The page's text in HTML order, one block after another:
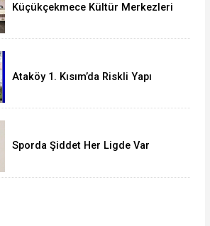
Küçükçekmece Kültür Merkezleri
Ataköy 1. Kısım’da Riskli Yapı
Sporda Şiddet Her Ligde Var